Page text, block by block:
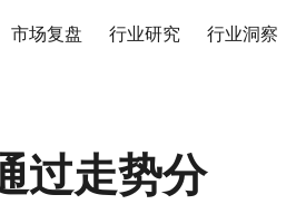
市场复盘 行业研究 行业洞察
过走势分